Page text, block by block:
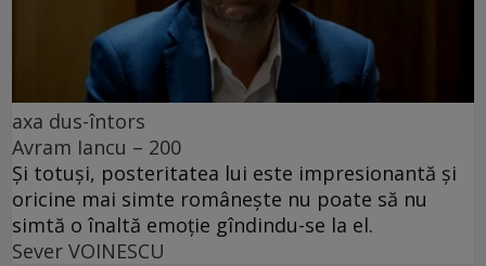
axa dus-întors
Avram Iancu – 200
Și totuși, posteritatea lui este impresionantă și
oricine mai simte românește nu poate să nu
simtă o înaltă emoție gîndindu-se la el.
Sever VOINESCU